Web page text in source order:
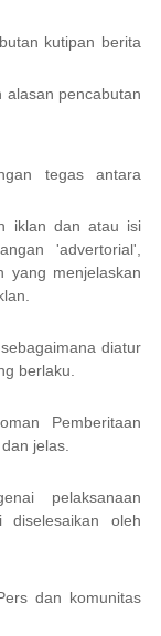
kutipan berita
alasan pencabutan
tegas antara
iklan dan atau isi
'advertorial',
yang menjelaskan
diatur
berlaku.
Pemberitaan
jelas.
pelaksanaan
diselesaikan oleh
dan komunitas